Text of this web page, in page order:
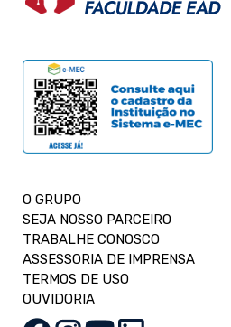
O GRUPO
SEJA NOSSO PARCEIRO
TRABALHE CONOSCO
ASSESSORIA DE IMPRENSA
TERMOS DE USO
OUVIDORIA